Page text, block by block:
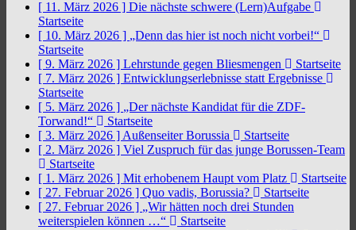
[ 11. März 2026 ] Die nächste schwere (Lern)Aufgabe
Startseite
[ 10. März 2026 ] „Denn das hier ist noch nicht vorbei!“
Startseite
[ 9. März 2026 ] Lehrstunde gegen Bliesmengen
Startseite
[ 7. März 2026 ] Entwicklungserlebnisse statt Ergebnisse
Startseite
[ 5. März 2026 ] „Der nächste Kandidat für die ZDF-
Torwand!“
Startseite
[ 3. März 2026 ] Außenseiter Borussia
Startseite
[ 2. März 2026 ] Viel Zuspruch für das junge Borussen-Team
Startseite
[ 1. März 2026 ] Mit erhobenem Haupt vom Platz
Startseite
[ 27. Februar 2026 ] Quo vadis, Borussia?
Startseite
[ 27. Februar 2026 ] „Wir hätten noch drei Stunden
weiterspielen können …“
Startseite